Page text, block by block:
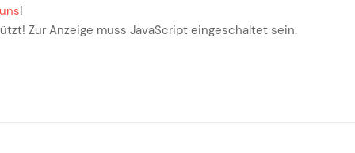
!
Zur Anzeige muss JavaScript eingeschaltet sein.